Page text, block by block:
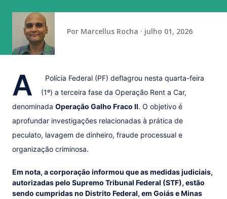
que quem o informou não ...
Por Marcellus Rocha julho 01, 2026
A
Polícia Federal (PF) deflagrou nesta quarta-feira
(1º) a terceira fase da Operação Rent a Car,
denominada Operação Galho Fraco II. O objetivo é
aprofundar investigações relacionadas à prática de
peculato, lavagem de dinheiro, fraude processual e
organização criminosa.
Em nota, a corporação informou que as medidas judiciais,
autorizadas pelo Supremo Tribunal Federal (STF), estão
sendo cumpridas no Distrito Federal, em Goiás e Minas